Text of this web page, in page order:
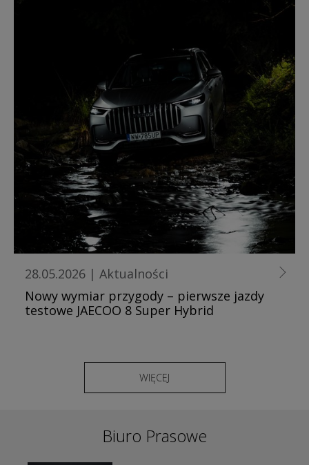
28.05.2026 | Aktualności
Nowy wymiar przygody – pierwsze jazdy
testowe JAECOO 8 Super Hybrid
WIĘCEJ
Biuro Prasowe